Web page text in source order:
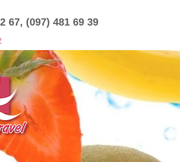
67, (097) 481 69 39